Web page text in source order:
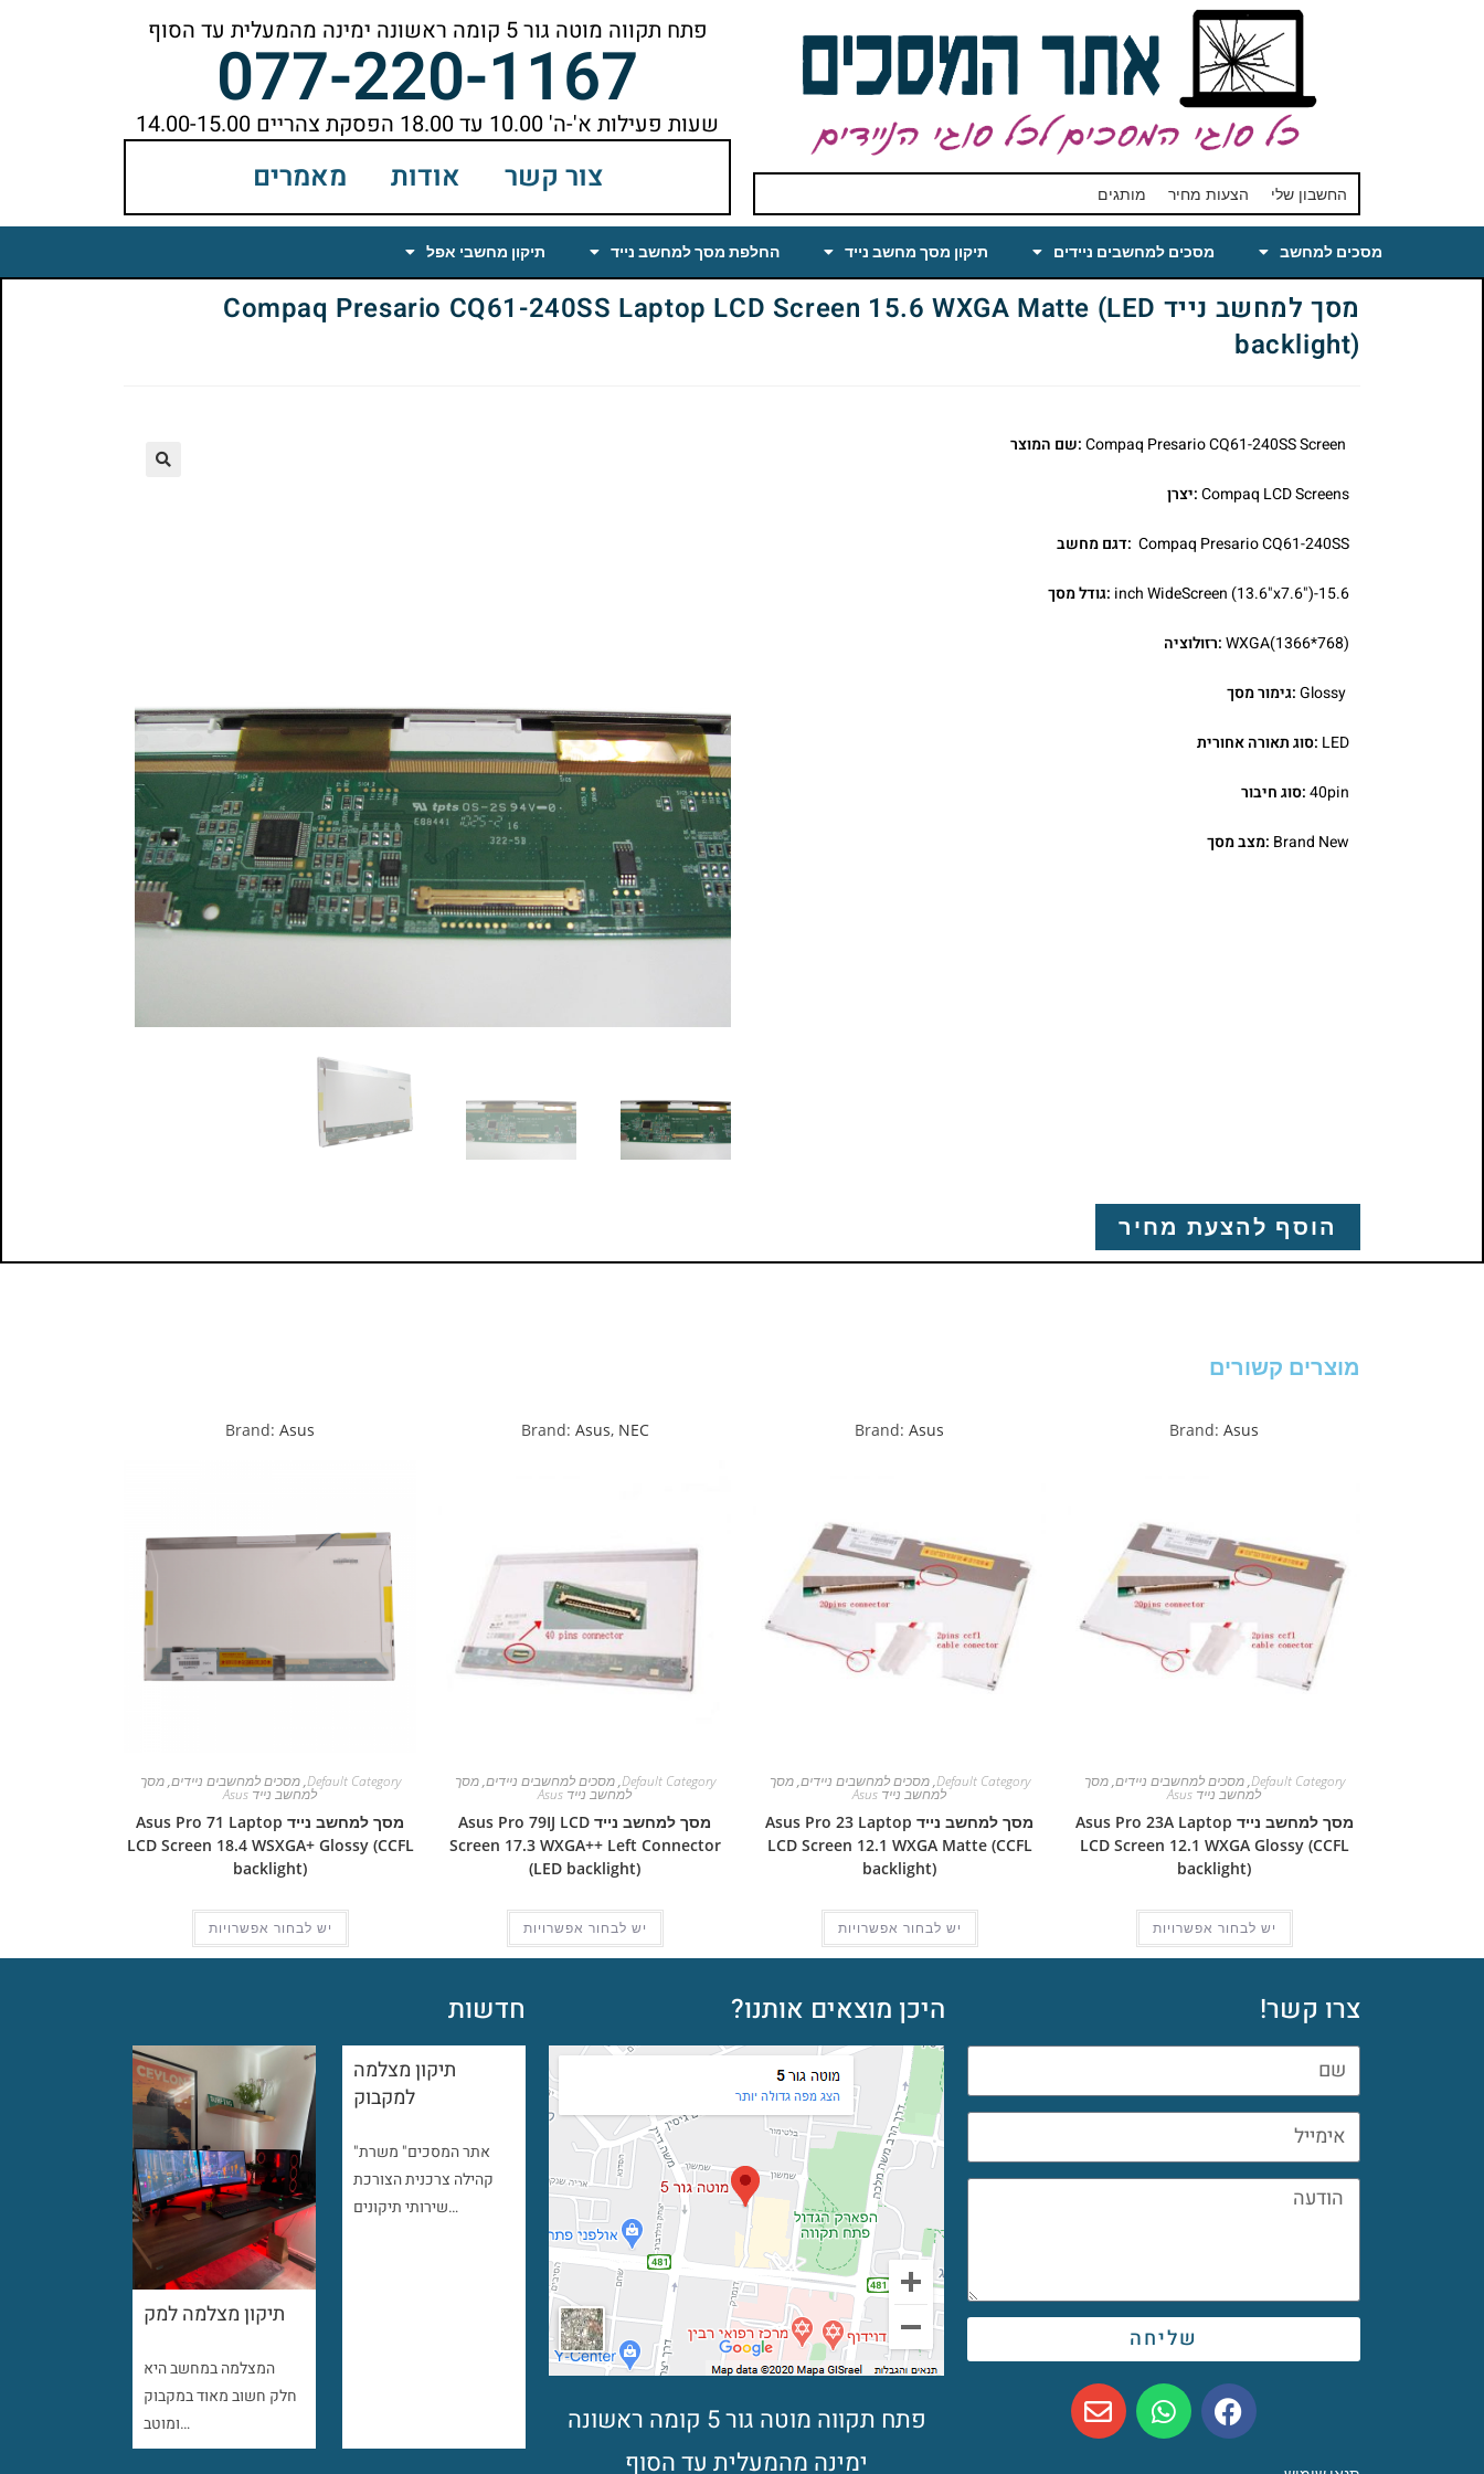
החשבון שלי הצעות מחיר מותגים
פתח תקווה מוטה גור 5 קומה ראשונה ימינה מהמעלית עד הסוף
077-220-1167שעות פעילות א'-ה' 10.00 עד 18.00 הפסקת צהריים 14.00-15.00
צור קשר אודות מאמרים
מסכים למחשב מסכים למחשבים ניידים תיקון מסך מחשב נייד החלפת מסך למחשב נייד תיקון מחשבי אפל
מסך למחשב נייד Compaq Presario CQ61-240SS Laptop LCD Screen 15.6 WXGA Matte (LED
backlight)
:שם המוצר
Compaq LCD Screens:יצרן
Compaq Presario CQ61-240SS :דגם מחשב
15.6-inch WideScreen (13.6"x7.6") :גודל מסך
WXGA(1366*768):רזולוציה
Glossy:גימור מסך
LED :סוג תאורה אחורית
40pin:סוג חיבור
Brand New :מצב מסך
הוסף להצעת מחיר
מוצרים קשורים
Brand: Asus
Default Category
,מסכים למחשבים ניידים,מסך
למחשב נייד Asus
מסך למחשב נייד Asus Pro 23A Laptop
LCD Screen 12.1 WXGA Glossy (CCFL
backlight)
יש לבחור אפשרויות
Brand: Asus
Default Category
,מסכים למחשבים ניידים,מסך
למחשב נייד Asus
מסך למחשב נייד Asus Pro 23 Laptop
LCD Screen 12.1 WXGA Matte (CCFL
backlight)
יש לבחור אפשרויות
Brand: Asus, NEC
Default Category
,מסכים למחשבים ניידים,מסך
למחשב נייד Asus
מסך למחשב נייד Asus Pro 79IJ LCD
Screen 17.3 WXGA++ Left Connector
(LED backlight)
יש לבחור אפשרויות
Brand: Asus
Default Category
,מסכים למחשבים ניידים,מסך
למחשב נייד Asus
מסך למחשב נייד Asus Pro 71 Laptop
LCD Screen 18.4 WSXGA+ Glossy (CCFL
backlight)
יש לבחור אפשרויות
צרו קשר!
שליחה
היכן מוצאים אותנו?
פתח תקווה מוטה גור 5 קומה ראשונה
ימינה מהמעלית עד הסוף
חדשות
תיקון מצלמה למק
המצלמה במחשב היא
חלק חשוב מאוד במקבוק
ומוטב…
תיקון מצלמה
למקבוק
"אתר המסכים" משרת
קהילה צרכנית הצורכת
שירותי תיקונים…